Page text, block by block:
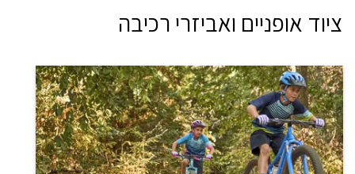
ציוד אופניים ואביזרי רכיבה